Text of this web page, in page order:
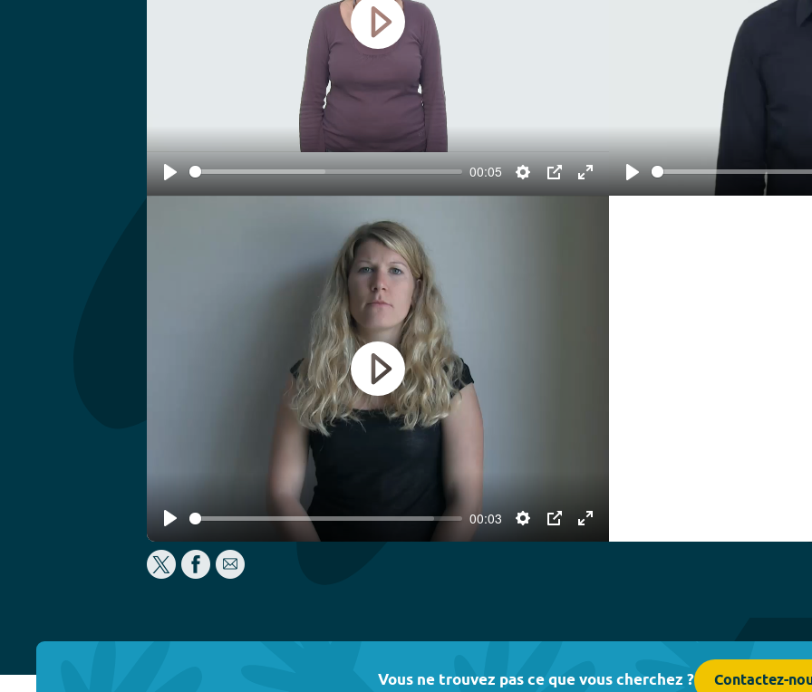
Play
00:05
Settings
PIP Enter
Play
Play
Play
00:03
Settings
PIP Enter
Play
Vous ne trouvez pas ce que vous cherchez ? Contactez-